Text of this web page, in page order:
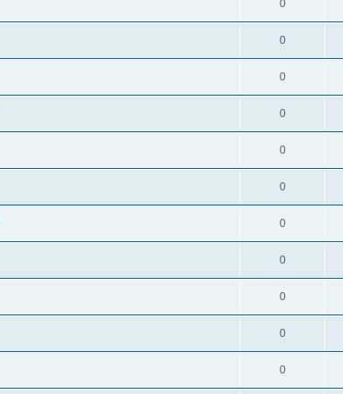
0
0
0
0
0
0
0
0
0
0
0